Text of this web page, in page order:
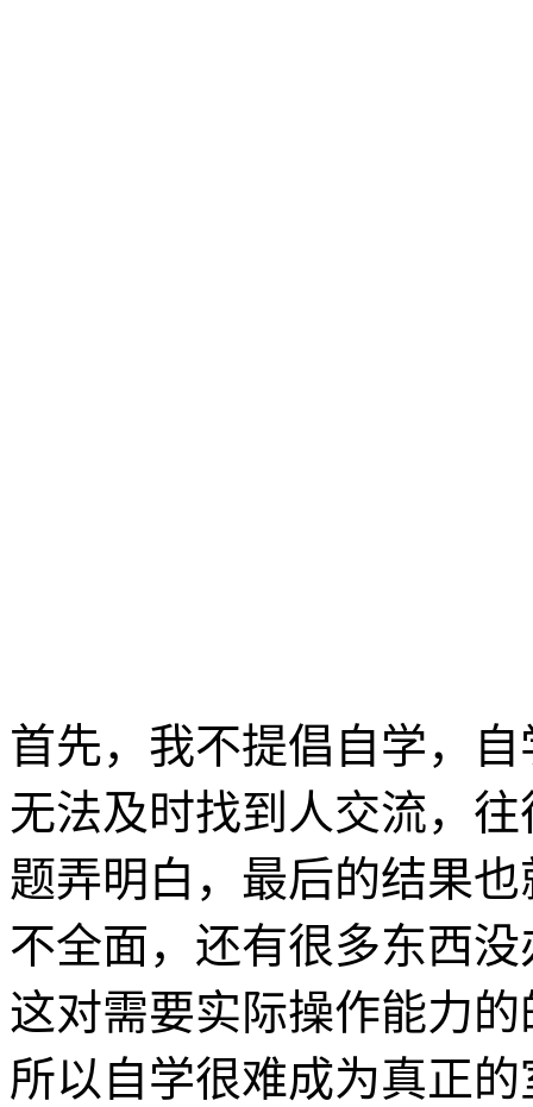
首先，我不提倡自学，
无法及时找到人交流，
题弄明白，最后的结果
不全面，还有很多东西
这对需要实际操作能力
所以自学很难成为真正